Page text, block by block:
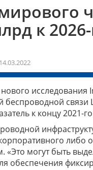
к
беспроводной связи
к концу 2021-
либо
«Это могут быть
обеспечения